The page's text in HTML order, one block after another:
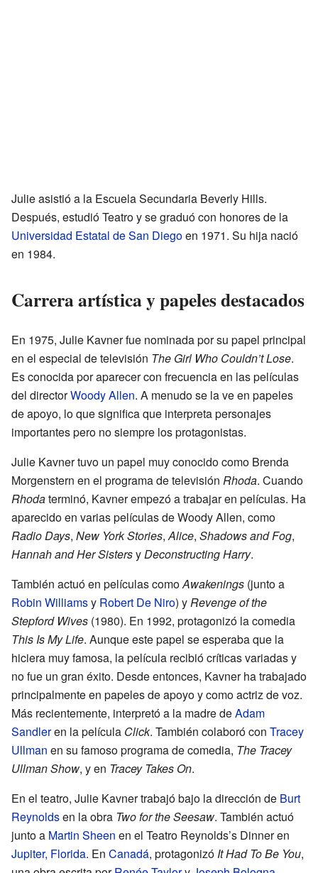
Julie asistió a la Escuela Secundaria Beverly Hills.
Después, estudió Teatro y se graduó con honores de la
Universidad Estatal de San Diegoen 1971. Su hija nació
en 1984.
Carrera artística y papeles destacados
En 1975, Julie Kavner fue nominada por su papel principal
en el especial de televisión The Girl Who Couldn’t Lose.
Es conocida por aparecer con frecuencia en las películas
del directorWoody Allen. A menudo se la ve en papeles
de apoyo, lo que significa que interpreta personajes
importantes pero no siempre los protagonistas.
Julie Kavner tuvo un papel muy conocido como Brenda
Morgenstern en el programa de televisión Rhoda. Cuando
Rhodaterminó, Kavner empezó a trabajar en películas. Ha
aparecido en varias películas de Woody Allen, como
Radio Days, New York Stories,Alice, Shadows and Fog,
Hannah and Her SistersyDeconstructing Harry.
También actuó en películas comoAwakenings (junto a
Robin Williamsy Robert De Niro) yRevenge of the
Stepford Wives (1980). En 1992, protagonizó la comedia
This Is My Life. Aunque este papel se esperaba que la
hiciera muy famosa, la película recibió críticas variadas y
no fue un gran éxito. Desde entonces, Kavner ha trabajado
principalmente en papeles de apoyo y como actriz de voz.
Más recientemente, interpretó a la madre deAdam
Sandleren la película Click. También colaboró con Tracey
Ullman en su famoso programa de comedia, The Tracey
Ullman Show, y en Tracey Takes On.
En el teatro, Julie Kavner trabajó bajo la dirección de Burt
Reynoldsen la obra Two for the Seesaw. También actuó
junto a Martin Sheen en el Teatro Reynolds’s Dinner en
Jupiter, Florida. En Canadá, protagonizó It Had To Be You,